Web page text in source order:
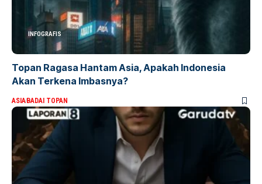
INFOGRAFIS
Topan Ragasa Hantam Asia, Apakah Indonesia
Akan Terkena Imbasnya?
ASIABADAI TOPAN